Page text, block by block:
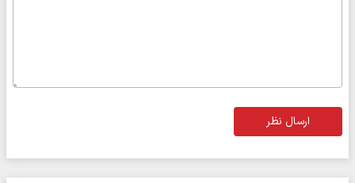
ارسال نظر